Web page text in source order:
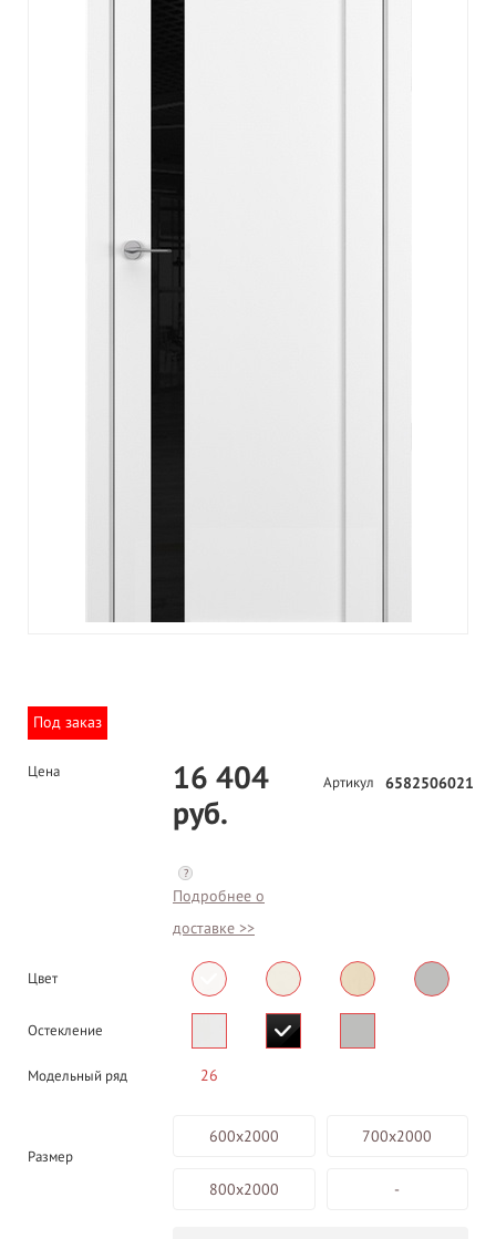
Под заказ
Цена
16 404
руб.
?
Подробнее о
доставке >>
Артикул 6582506021
Цвет
Остекление
Модельный ряд 26
Размер
600х2000 700х2000
800х2000 -